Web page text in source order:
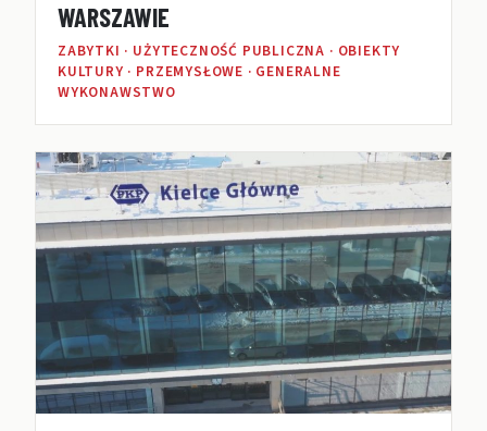
WARSZAWIE
ZABYTKI · UŻYTECZNOŚĆ PUBLICZNA · OBIEKTY
KULTURY · PRZEMYSŁOWE · GENERALNE
WYKONAWSTWO